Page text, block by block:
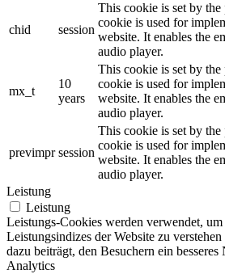
chid session
This cookie is set by
cookie is used for
website. It enables the
audio player.
mx_t
10
years
This cookie is set by
cookie is used for
website. It enables the
audio player.
previmpr session
This cookie is set by
cookie is used for
website. It enables the
audio player.
Leistung
Leistung
Leistungs-Cookies werden verwendet,
Leistungsindizes der Website zu
dazu beiträgt, den Besuchern ein
Analytics